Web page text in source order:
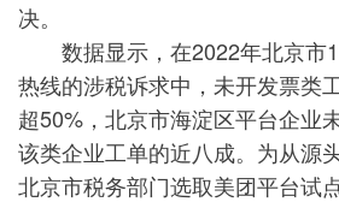
决。
数据显示，在2022年北京市
热线的涉税诉求中，未开发票类
超50%，北京市海淀区平台企业
该类企业工单的近八成。为从源
北京市税务部门选取美团平台试